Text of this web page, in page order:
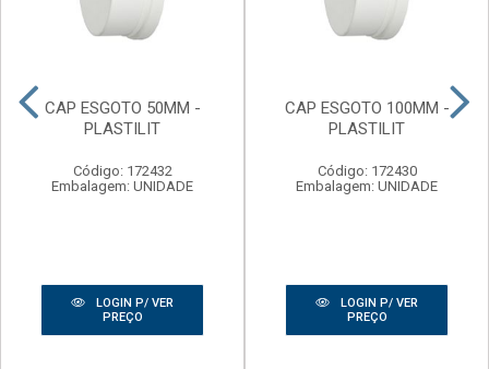
CAP ESGOTO 50MM -
PLASTILIT
Código: 172432
Embalagem: UNIDADE
LOGIN P/ VER
PREÇO
CAP ESGOTO 100MM -
PLASTILIT
Código: 172430
Embalagem: UNIDADE
LOGIN P/ VER
PREÇO